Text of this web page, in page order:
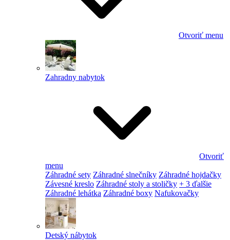
Otvoriť menu
Zahradny nabytok
Otvoriť
menu
Záhradné sety Záhradné slnečníky Záhradné hojdačky
Závesné kreslo Záhradné stoly a stoličky + 3 ďalšie
Záhradné lehátka Záhradné boxy Nafukovačky
Detský nábytok